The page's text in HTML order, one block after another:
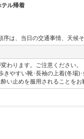
テル帰着
序は、当日の交通事情、天候
わります。ご注意ください。
きやすい靴･長袖の上着(冬場)
い止めを服用されることをお